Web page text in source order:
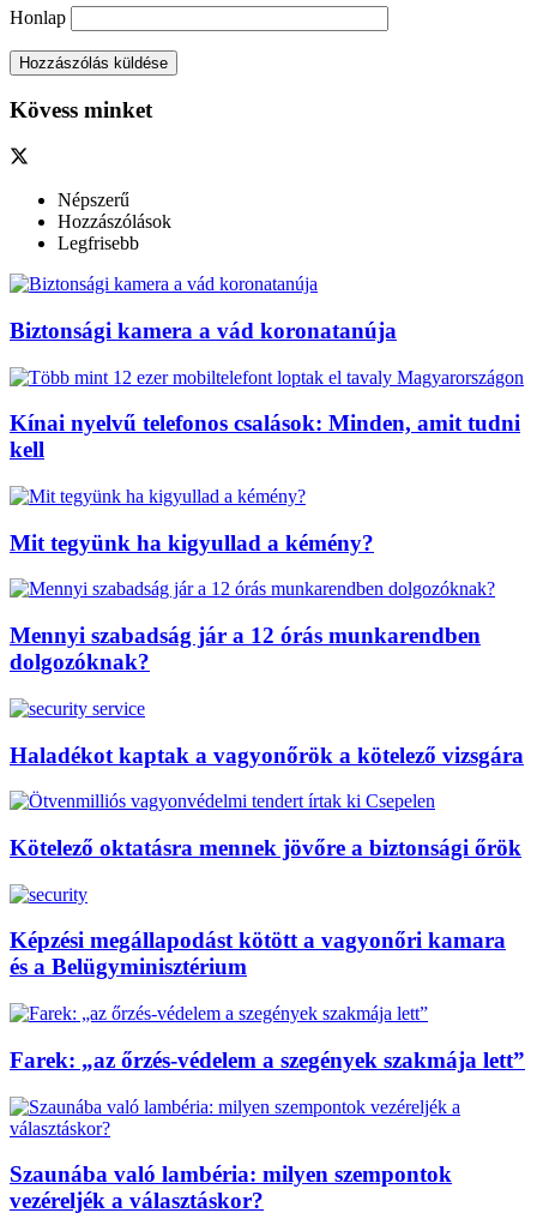
Honlap
Kövess minket
Népszerű
Hozzászólások
Legfrisebb
Biztonsági kamera a vád koronatanúja
Kínai nyelvű telefonos csalások: Minden, amit tudni
kell
Mit tegyünk ha kigyullad a kémény?
Mennyi szabadság jár a 12 órás munkarendben
dolgozóknak?
Haladékot kaptak a vagyonőrök a kötelező vizsgára
Kötelező oktatásra mennek jövőre a biztonsági őrök
Képzési megállapodást kötött a vagyonőri kamara
és a Belügyminisztérium
Farek: „az őrzés-védelem a szegények szakmája lett”
Szaunába való lambéria: milyen szempontok
vezéreljék a választáskor?